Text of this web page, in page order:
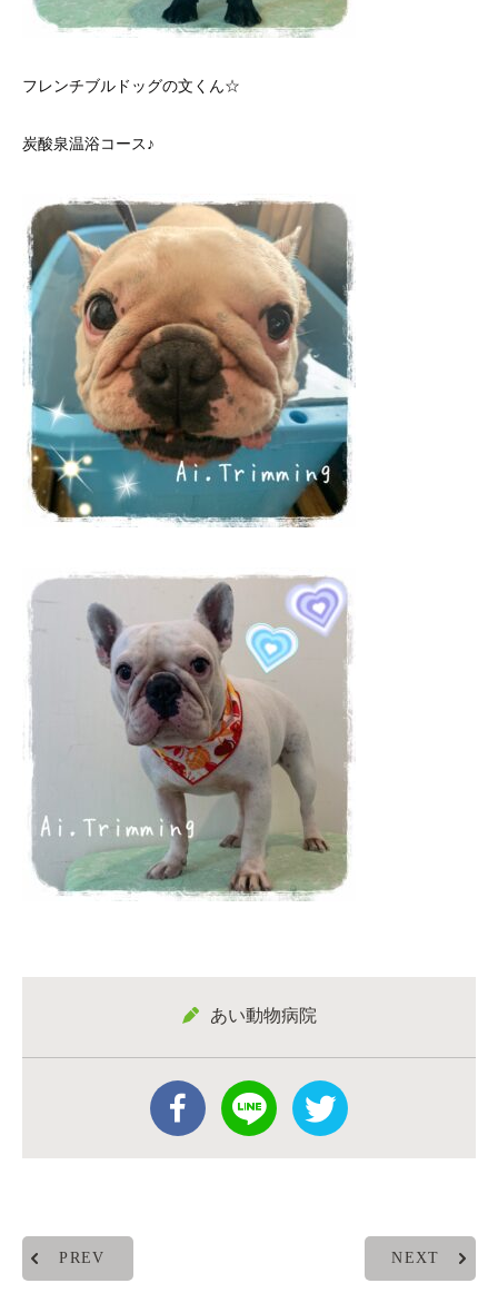
フレンチブルドッグの文くん☆
炭酸泉温浴コース♪
あい動物病院
PREV NEXT